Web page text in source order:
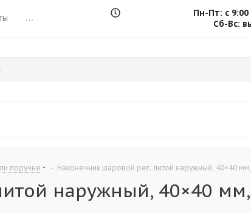
...
Пн-Пт: с 9:00
Сб-Вс:
поручня - Наконечник шаровой рег. литой наружный, 40×40
наружный, 40×40 мм,